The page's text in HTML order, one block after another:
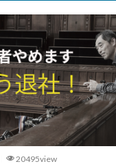
20495view